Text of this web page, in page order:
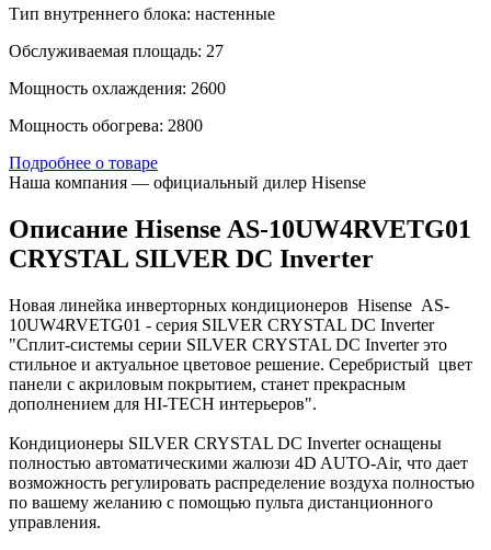
Тип внутреннего блока: настенные
Обслуживаемая площадь: 27
Мощность охлаждения: 2600
Мощность обогрева: 2800
Подробнее о товаре
Наша компания — официальный дилер Hisense
Описание Hisense AS-10UW4RVETG01
CRYSTAL SILVER DC Inverter
Новая линейка инверторных кондиционеров Hisense AS-
10UW4RVETG01 - cерия SILVER CRYSTAL DC Inverter
"Сплит-системы серии SILVER CRYSTAL DC Inverter это
cтильное и актуальное цветовое решение. Серебристый цвет
панели с акриловым покрытием, станет прекрасным
дополнением для HI-TECH интерьеров".
Кондиционеры SILVER CRYSTAL DC Inverter оснащены
полностью автоматическими жалюзи 4D AUTO-Air, что дает
возможность регулировать распределение воздуха полностью
по вашему желанию с помощью пульта дистанционного
управления.